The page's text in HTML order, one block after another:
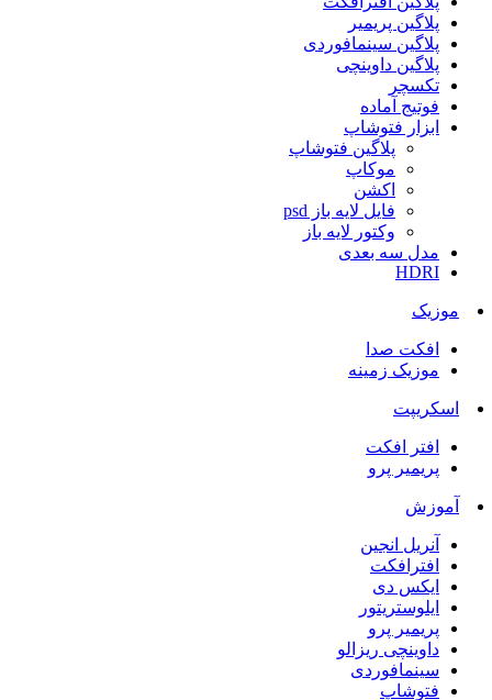
پلاگین پریمیر
پلاگین سینمافوردی
پلاگین داوینچی
تکسچر
فوتیج آماده
ابزار فتوشاپ
پلاگین فتوشاپ
موکاپ
اکشن
فایل لایه باز psd
وکتور لایه باز
مدل سه بعدی
HDRI
موزیک
افکت صدا
موزیک زمینه
اسکریپت
افتر افکت
پریمیر پرو
آموزش
آنریل انجین
افترافکت
ایکس دی
ایلوستریتور
پریمیر پرو
داوینچی ریزالو
سینمافوردی
فتوشاپ